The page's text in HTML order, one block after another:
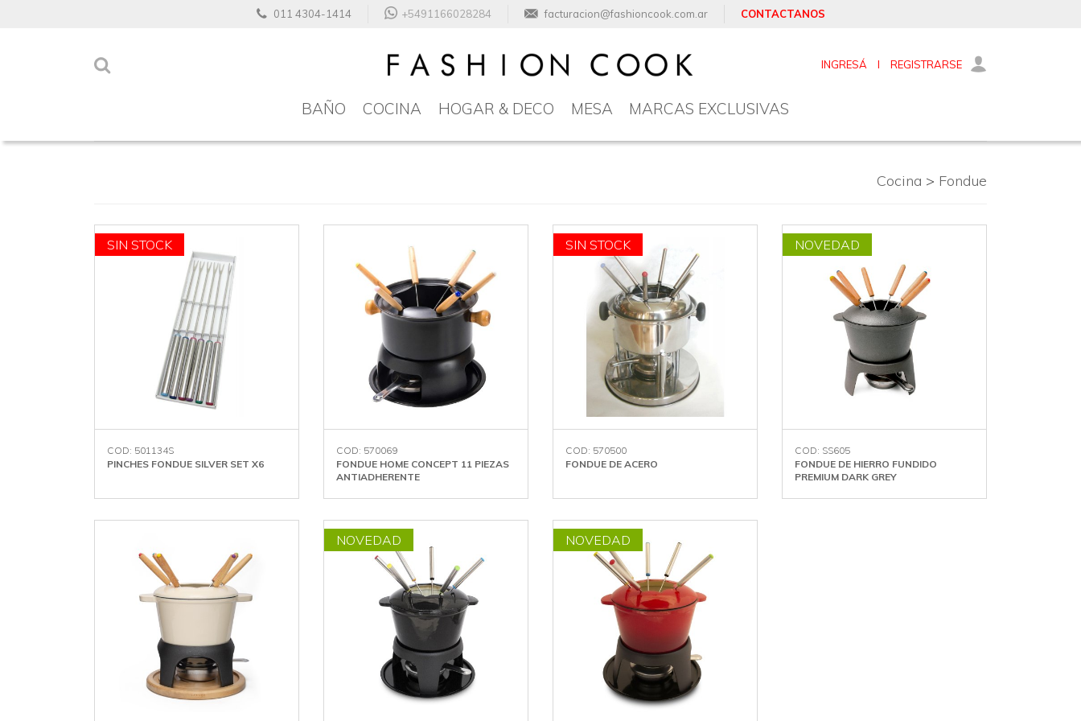
011 4304-1414 +5491166028284 facturacion@fashioncook.com.ar CONTACTANOS
INGRESÁ I REGISTRARSE
BAÑO COCINA HOGAR & DECO MESA MARCAS EXCLUSIVAS
Cocina > Fondue
SIN STOCK
COD: 501134S
PINCHES FONDUE SILVER SET X6
COD: 570069
FONDUE HOME CONCEPT 11 PIEZAS
ANTIADHERENTE
SIN STOCK
COD: 570500
FONDUE DE ACERO
NOVEDAD
COD: SS605
FONDUE DE HIERRO FUNDIDO
PREMIUM DARK GREY
NOVEDAD NOVEDAD